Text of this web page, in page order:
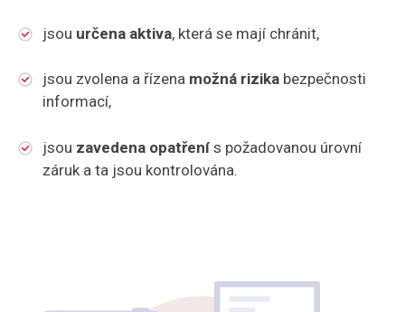
jsou určena aktiva, která se mají chránit,
jsou zvolena a řízena možná rizikabezpečnosti
informací,
jsou zavedena opatřenís požadovanou úrovní
záruk a ta jsou kontrolována.